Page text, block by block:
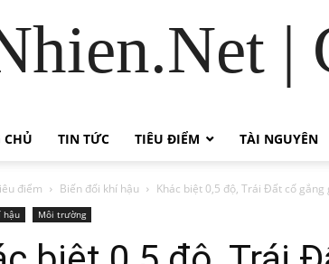
|
CHỦ TIN TỨC TIÊU ĐIỂM TÀI NGUYÊN
điểm Biến đổi khí hậu Khác biệt 0,5 độ, Trái Đất cố gắng
hậu Môi trường